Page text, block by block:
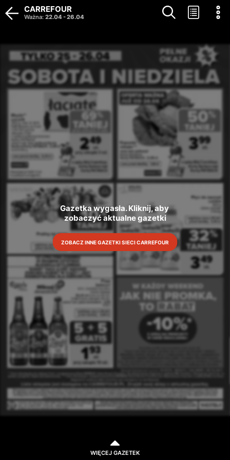
Gazetka wygasła. Kliknij, aby
zobaczyć aktualne gazetki
ZOBACZ INNE GAZETKI SIECI CARREFOUR
CARREFOUR
Ważna: 22.04-26.04
WIĘCEJ GAZETEK